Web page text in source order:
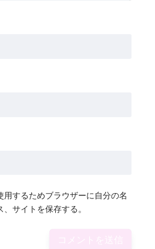
用するためブラウザーに自分の名
サイトを保存する。